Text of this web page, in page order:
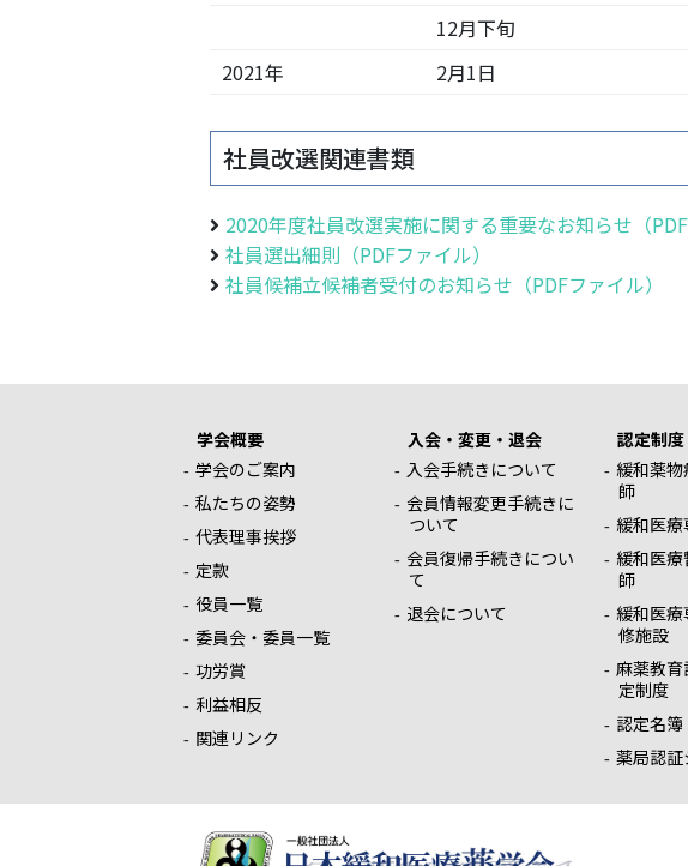
12月下旬
2021年
2月1日
社員改選関連書類
2020年度社員改選実施に関する重要なお知らせ（PDF
社員選出細則（PDFファイル）
社員候補立候補者受付のお知らせ（PDFファイル）
学会概要
学会のご案内
私たちの姿勢
代表理事挨拶
定款
役員一覧
委員会・委員一覧
功労賞
利益相反
関連リンク
入会・変更・退会
入会手続きについて
会員情報変更手続きに
ついて
会員復帰手続きについ
て
退会について
認定制度
緩和薬
師
緩和医
緩和医
師
緩和医
修施設
麻薬教
定制度
認定名簿
薬局認